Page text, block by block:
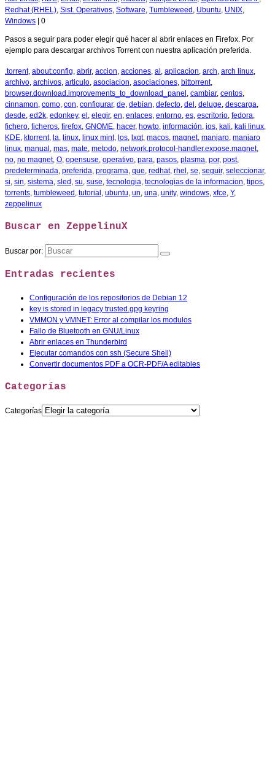
Redhat (RHEL), Sist. Operativos, Software, Tumbleweed , Ubuntu, UNIX,
Windows
0
Pasos a seguir para poder elegir qué hacer al abrir enlaces en Firefox. Por
ejemplo para descargar archivos Torrent con nuestra aplicación preferida.
.torrent, about:config, abrir, accion, acciones, al , aplicacion, arch, arch linux,
archivo, archivos, articulo, asociacion, asociaciones, bittorrent,
browser.download.improvements_to_download_panel , cambiar, centos,
cinnamon, como, con, configurar, de, debian, defecto, del , deluge, descarga,
desde, ed2k, edonkey, el , elegir, en, enlaces, entorno, es, escritorio, fedora,
fichero, ficheros, firefox, GNOME, hacer, howto, información, ios, kali, kali linux,
KDE, ktorrent, la, linux, linux mint, los, lxqt, macos, magnet, manjaro, manjaro
linux, manual , mas, mate, metodo, network.protocol-handler.expose.magnet,
no, no magnet, O, opensuse, operativo, para, pasos, plasma, por, post,
predeterminada, preferida, programa, que, redhat, rhel , se, seguir, seleccionar,
si, sin, sistema, sled , su, suse, tecnologia, tecnologias de la informacion, tipos,
torrents, tumbleweed , tutorial , ubuntu, un, una, unity, windows, xfce, Y,
zeppelinux
Buscar en ZeppelinuX
Buscar por:
Entradas recientes
Configuración de los repositorios de Debian 12
key is stored in legacy trusted.gpg keyring
VMMON y VMNET: Error al compilar los modulos
Fallo de Bluetooth en GNU/Linux
Abrir enlaces en Thunderbird
Ejecutar comandos con ssh (Secure Shell)
Convertir documentos PDF a OCR-PDF/A editables
Categorías
Categorías